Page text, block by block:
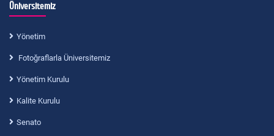
Üniversitemiz
Yönetim
Fotoğraflarla Üniversitemiz
Yönetim Kurulu
Kalite Kurulu
Senato